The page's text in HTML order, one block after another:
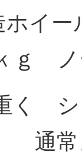
ホイ
ｇ ノ
く シ
通常